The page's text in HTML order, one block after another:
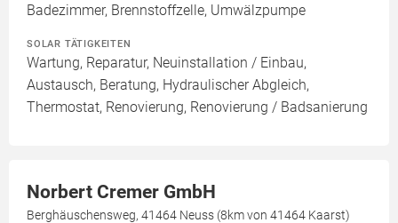
Badezimmer, Brennstoffzelle, Umwälzpumpe
SOLAR TÄTIGKEITEN
Wartung, Reparatur, Neuinstallation / Einbau,
Austausch, Beratung, Hydraulischer Abgleich,
Thermostat, Renovierung, Renovierung / Badsanierung
Norbert Cremer GmbH
Berghäuschensweg, 41464 Neuss (8km von 41464 Kaarst)